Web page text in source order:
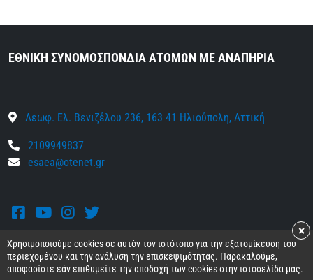
ΕΘΝΙΚΗ ΣΥΝΟΜΟΣΠΟΝΔΙΑ ΑΤΟΜΩΝ ΜΕ ΑΝΑΠΗΡΙΑ
Λεωφ. Ελ. Βενιζέλου 236, 163 41 Ηλιούπολη, Αττική
2109949837
esaea@otenet.gr
FacebookYoutubeInstagram
Twitter
© 2026 Ε.Σ.Α.μεΑ.
Χρησιμοποιούμε cookies σε αυτόν τον ιστότοπο για την εξατομίκευση του
περιεχομένου και την ανάλυση την επισκεψιμότητας. Παρακαλούμε,
αποφασίστε εάν επιθυμείτε την αποδοχή των cookies στην ιστοσελίδα μας.
×